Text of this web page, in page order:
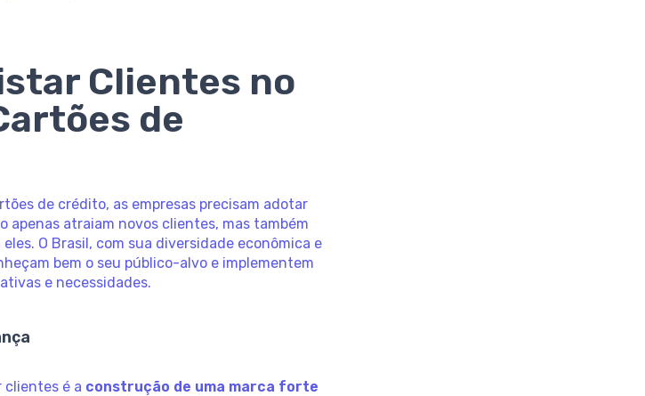
Clientes no
de
de crédito, as empresas precisam adotar
apenas atraiam novos clientes, mas também
O Brasil, com sua diversidade econômica e
bem o seu público-alvo e implementem
e necessidades.
clientes é a construção de uma marca forte